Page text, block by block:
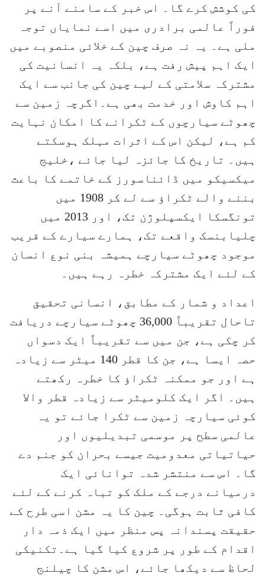
کی کوشش کرے گا۔ اس خبر کے سامنے آنے پر
فوراً عالمی برادری میں اسے نمایاں توجہ
ملی ہے۔ یہ نہ صرف چین کے خلائی منصوبے میں
ایک اہم پیش رفت ہے، بلکہ یہ انسانیت کی
مشترکہ سلامتی کے لیے چین کی جانب سے ایک
اہم کاوش اور خدمت بھی ہے۔اگرچہ زمین سے
چھوٹے سیارچوں کے ٹکرانے کا امکان نہایت
کم ہے، لیکن اس کے اثرات مہلک ہوسکتے
ہیں۔ تاریخ کا جائزہ لیا جائے ،خلیج
میکسیکو میں ڈائناسورز کے خاتمے کا باعث
بننے والے ٹکراؤ سے لے کر 1908 میں
تونگسکا ایکسپلوژن تک، اور 2013 میں
چلیابنسک واقعے تک، ہمارے سیارے کے قریب
موجود چھوٹے سیارچے ہمیشہ بنی نوع انسان
کے لئے ایک مشترکہ خطرہ رہے ہیں۔
اعداد و شمار کے مطابق، انسانی تحقیق
تاحال تقریباً 36,000 چھوٹے سیارچے دریافت
کر چکی ہے، جن میں سے تقریباً ایک دسواں
حصہ ایسا ہے، جن کا قطر 140 میٹر سے زیادہ
ہے اور جو ممکنہ ٹکراؤ کا خطرہ رکھتے
ہیں۔ اگر ایک کلومیٹر سے زیادہ قطر والا
کوئی سیارچہ زمین سے ٹکرا جائے تو یہ
عالمی سطح پر موسمی تبدیلیوں اور
حیاتیاتی معدومیت جیسے بحران کو جنم دے
گا۔ اس سے منتشر شدہ توانائی ایک
درمیانے درجے کے ملک کو تباہ کرنے کے لئے
کافی ثابت ہوگی۔ چین کا یہ مشن اسی طرح کے
حقیقت پسندانہ پس منظر میں ایک ذمہ دار
اقدام کے طور پر شروع کیا گیا ہے۔تکنیکی
لحاظ سے دیکھا جائے، اس مشن کا چیلنج